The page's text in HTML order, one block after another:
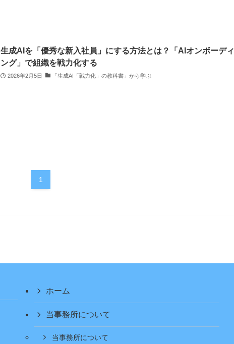
生成AIを「優秀な新入社員」にする方法とは？「AIオンボーディ
ング」で組織を戦力化する
2026年2月5日 「生成AI「戦力化」の教科書」から学ぶ
1
ホーム
当事務所について
当事務所について